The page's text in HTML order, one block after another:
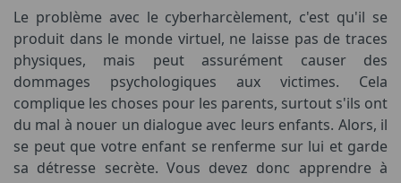
Le problème avec le cyberharcèlement, c'est qu'il se
produit dans le monde virtuel, ne laisse pas de traces
physiques, mais peut assurément causer des
dommages psychologiques aux victimes. Cela
complique les choses pour les parents, surtout s'ils ont
du mal à nouer un dialogue avec leurs enfants. Alors, il
se peut que votre enfant se renferme sur lui et garde
sa détresse secrète. Vous devez donc apprendre à